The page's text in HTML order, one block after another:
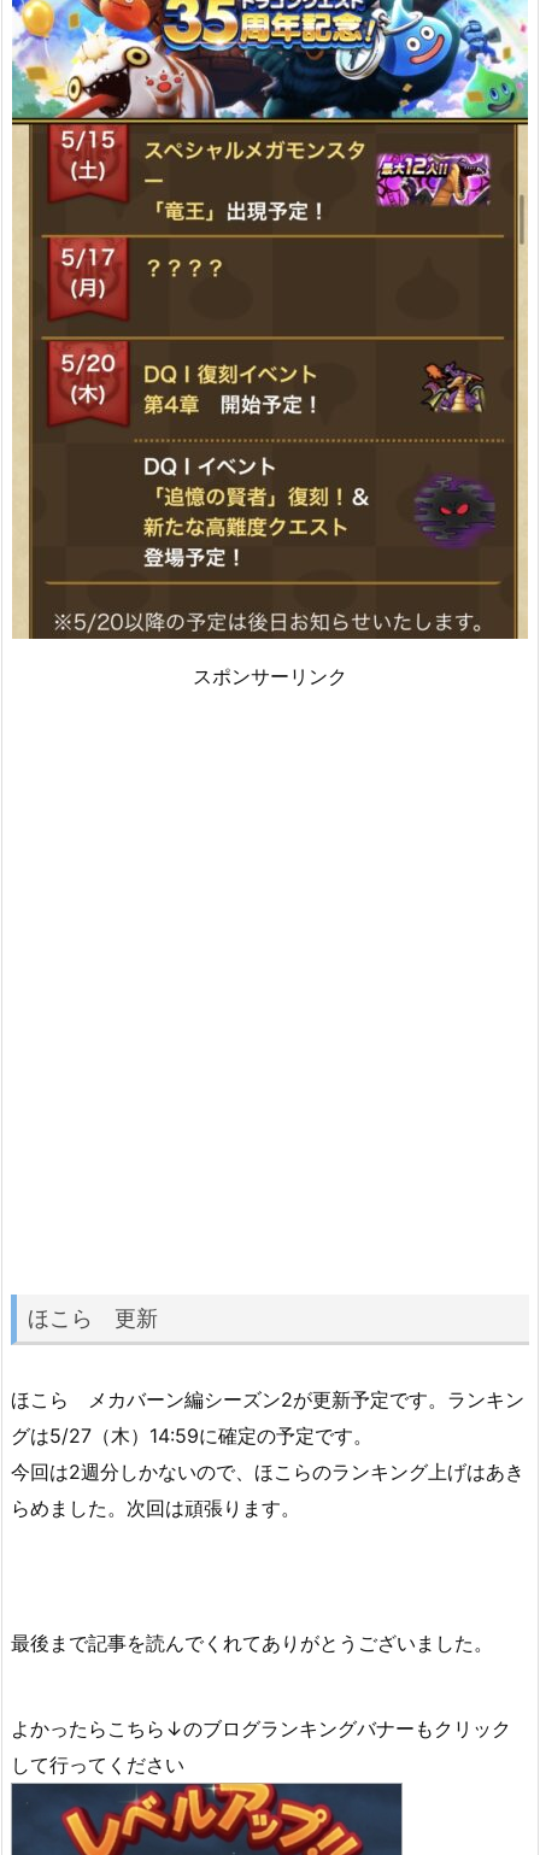
スポンサーリンク
ほこら 更新
ほこら メカバーン編シーズン2が更新予定です。ランキン
グは5/27（木）14:59に確定の予定です。
今回は2週分しかないので、ほこらのランキング上げはあき
らめました。次回は頑張ります。
最後まで記事を読んでくれてありがとうございました。
よかったらこちら↓のブログランキングバナーもクリック
して行ってください